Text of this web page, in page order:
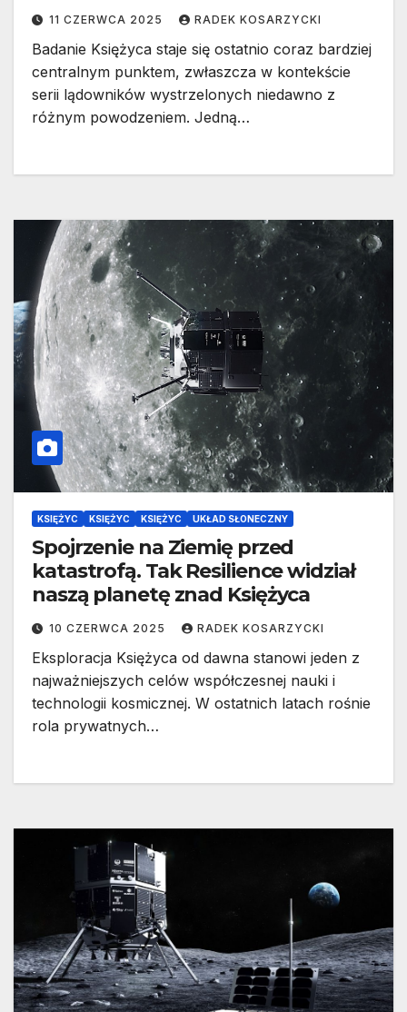
11 CZERWCA 2025 RADEK KOSARZYCKI
Badanie Księżyca staje się ostatnio coraz bardziej
centralnym punktem, zwłaszcza w kontekście
serii lądowników wystrzelonych niedawno z
różnym powodzeniem. Jedną…
KSIĘŻYC KSIĘŻYC KSIĘŻYC UKŁAD SŁONECZNY
Spojrzenie na Ziemię przed
katastrofą. Tak Resilience widział
naszą planetę znad Księżyca
10 CZERWCA 2025 RADEK KOSARZYCKI
Eksploracja Księżyca od dawna stanowi jeden z
najważniejszych celów współczesnej nauki i
technologii kosmicznej. W ostatnich latach rośnie
rola prywatnych…